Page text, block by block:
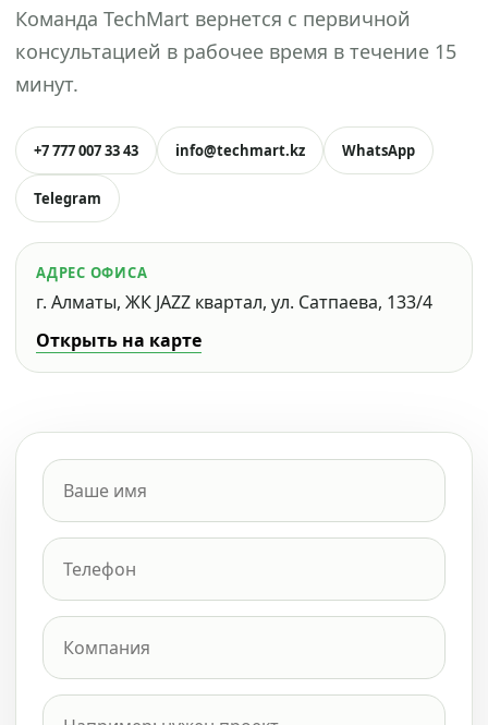
Команда TechMart вернется с первичной
консультацией в рабочее время в течение 15
минут.
+7 777 007 33 43 info@techmart.kz WhatsApp
Telegram
АДРЕС ОФИСА
г. Алматы, ЖК JAZZ квартал, ул. Сатпаева, 133/4
Открыть на карте